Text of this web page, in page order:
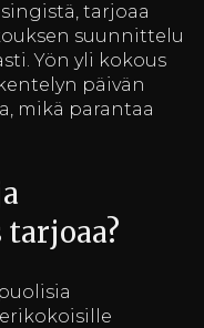
tarjoaa
suunnittelu
Yön yli kokous
päivän
mikä parantaa